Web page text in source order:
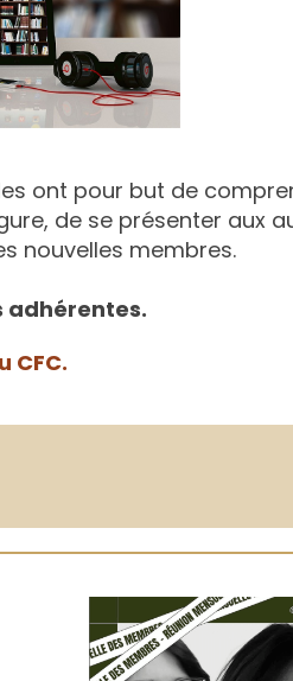
ont pour but de
de se présenter aux
nouvelles membres.
adhérentes.
CFC.